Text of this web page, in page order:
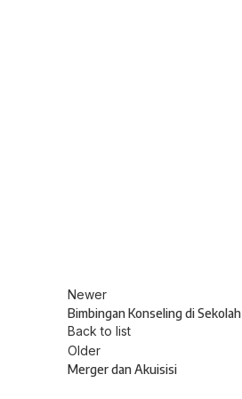
Newer
Bimbingan Konseling di Sekolah
Back to list
Older
Merger dan Akuisisi